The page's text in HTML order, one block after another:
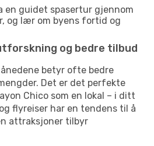
en guidet spasertur gjennom
og lær om byens fortid og
og bedre tilbud
betyr ofte bedre
Det er det perfekte
Chico som en lokal – i ditt
flyreiser har en tendens til å
attraksjoner tilbyr